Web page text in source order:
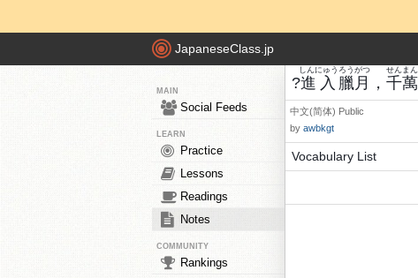
JapaneseClass.jp
MAIN
Social Feeds
LEARN
Practice
Lessons
Readings
Notes
COMMUNITY
Rankings
?進入
しんにゅう
臘
ろう
月
がつ
， 千萬
せんまん
中文(简体) Public
by awbkgt
Vocabulary List